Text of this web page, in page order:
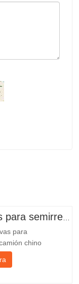
Árbol de levas para semirremolque
para
chino